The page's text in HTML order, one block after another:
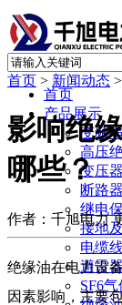
首页
产品展示
变频
高压
变压
断路
继电
接地
电缆
避雷
SF6
首页 > 新闻动态 >
影响绝
哪些？
作者：千旭电力
绝缘油在电力设
因素影响，主要